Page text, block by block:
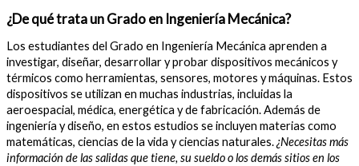
¿De qué trata un Grado en Ingeniería Mecánica?
Los estudiantes del Grado en Ingeniería Mecánica aprenden a
investigar, diseñar, desarrollar y probar dispositivos mecánicos y
térmicos como herramientas, sensores, motores y máquinas. Estos
dispositivos se utilizan en muchas industrias, incluidas la
aeroespacial, médica, energética y de fabricación. Además de
ingeniería y diseño, en estos estudios se incluyen materias como
matemáticas, ciencias de la vida y ciencias naturales.¿Necesitas más
información de las salidas que tiene, su sueldo o los demás sitios en los